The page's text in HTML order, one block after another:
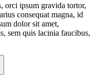
orci ipsum gravida tortor,
consequat magna, id
dolor sit amet,
sem quis lacinia faucibus,